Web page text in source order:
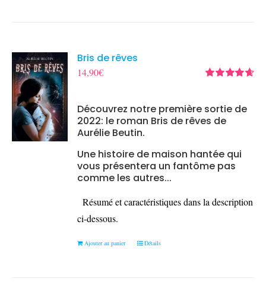
Bris de rêves
14,90€
Découvrez notre première sortie de
2022: le roman Bris de rêves de
Aurélie Beutin.
Une histoire de maison hantée qui
vous présentera un fantôme pas
comme les autres...
Résumé et caractéristiques dans la description
ci-dessous.
Ajouter au panier Détails